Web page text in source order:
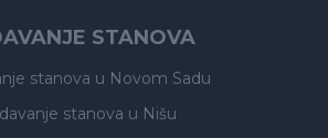
STANOVA
stanova u Novom Sadu
stanova u Nišu